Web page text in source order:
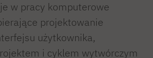
w pracy komputerowe
projektowanie
użytkownika,
i cyklem wytwórczym